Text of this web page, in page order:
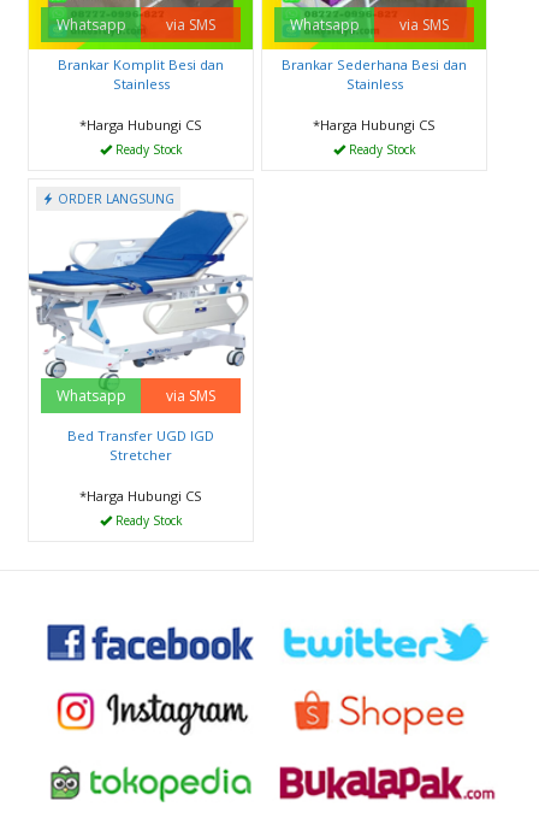
Whatsapp via SMS
Brankar Komplit Besi dan
Stainless
*Harga Hubungi CS
Ready Stock
Whatsapp via SMS
Brankar Sederhana Besi dan
Stainless
*Harga Hubungi CS
Ready Stock
ORDER LANGSUNG
Whatsapp via SMS
Bed Transfer UGD IGD
Stretcher
*Harga Hubungi CS
Ready Stock